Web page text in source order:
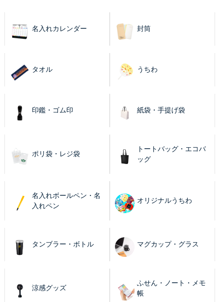
名入れカレンダー 封筒
タオル うちわ
印鑑・ゴム印 紙袋・手提げ袋
ポリ袋・レジ袋
トートバッグ・エコバ
ッグ
名入れボールペン・名
入れペン
オリジナルうちわ
タンブラー・ボトル マグカップ・グラス
涼感グッズ
ふせん・ノート・メモ
帳